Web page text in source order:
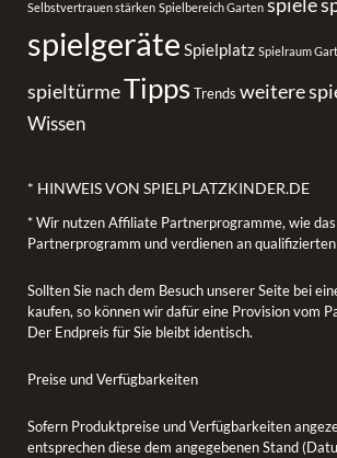
Selbstvertrauen stärken Spielbereich Garten
spielgeräte Spielplatz Spielraum
spieltürmeTippsTrends weitere
Wissen
* HINWEIS VON SPIELPLATZKINDER.DE
* Wir nutzen Affiliate Partnerprogramme, wie
Partnerprogramm und verdienen an
Sollten Sie nach dem Besuch unserer Seite bei
kaufen, so können wir dafür eine Provision vom
Der Endpreis für Sie bleibt identisch.
Preise und Verfügbarkeiten
Sofern Produktpreise und Verfügbarkeiten
entsprechen diese dem angegebenen Stand